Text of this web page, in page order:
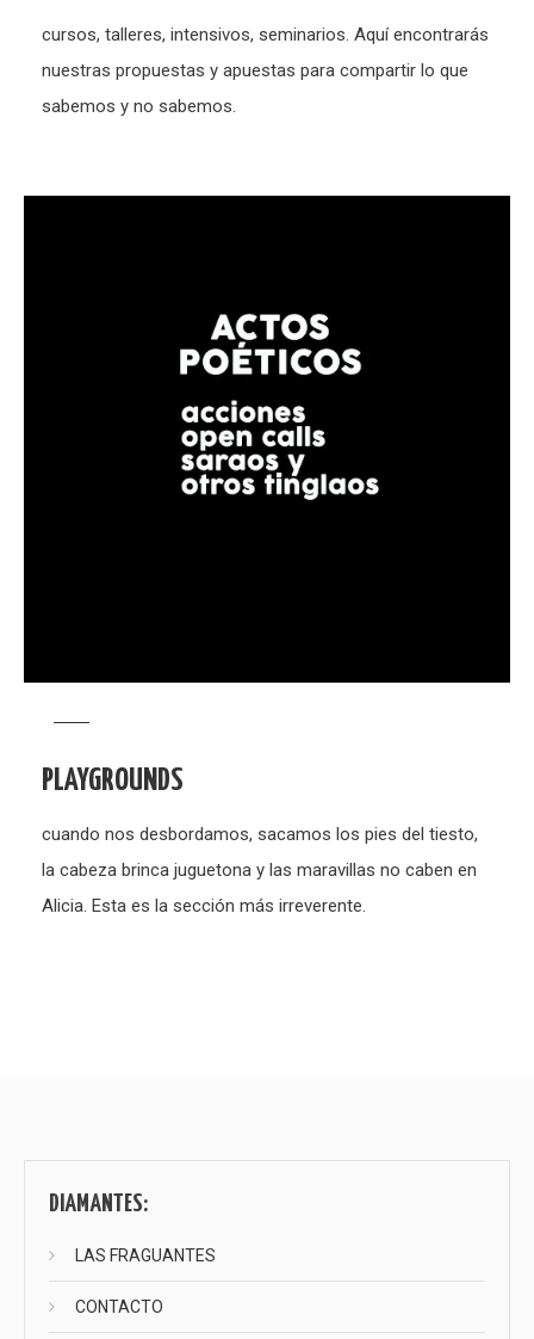
cursos, talleres, intensivos, seminarios. Aquí encontrarás
nuestras propuestas y apuestas para compartir lo que
sabemos y no sabemos.
PLAYGROUNDS
cuando nos desbordamos, sacamos los pies del tiesto,
la cabeza brinca juguetona y las maravillas no caben en
Alicia. Esta es la sección más irreverente.
DIAMANTES:
LAS FRAGUANTES
CONTACTO